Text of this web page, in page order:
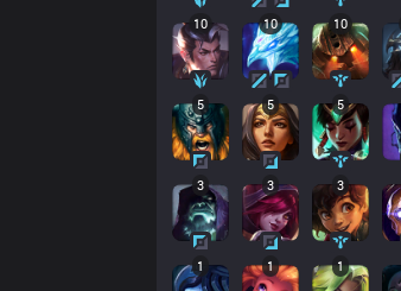
10 10 10
5 5 5
3 3 3
1 1 1